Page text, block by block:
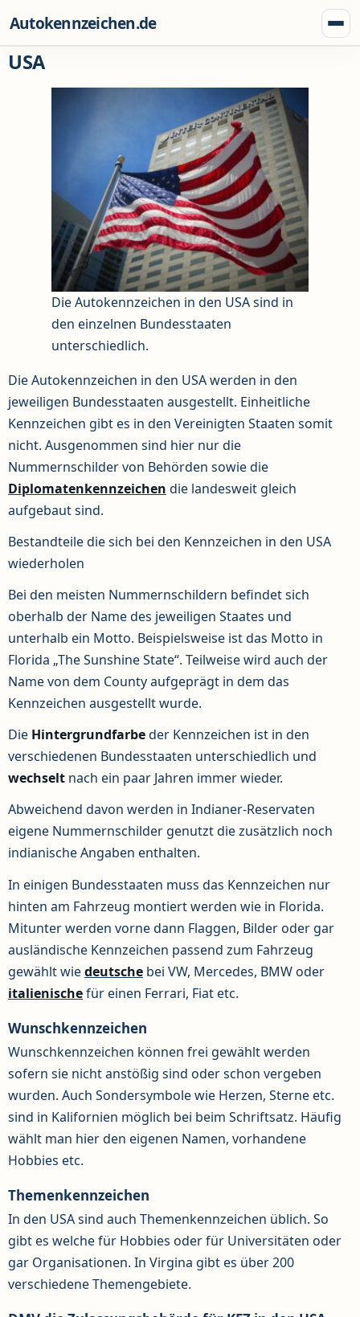
Autokennzeichen.de
USA
Die Autokennzeichen in den USA sind in
den einzelnen Bundesstaaten
unterschiedlich.
Die Autokennzeichen in den USA werden in den
jeweiligen Bundesstaaten ausgestellt. Einheitliche
Kennzeichen gibt es in den Vereinigten Staaten somit
nicht. Ausgenommen sind hier nur die
Nummernschilder von Behörden sowie die
Diplomatenkennzeichen die landesweit gleich
aufgebaut sind.
Bestandteile die sich bei den Kennzeichen in den USA
wiederholen
Bei den meisten Nummernschildern befindet sich
oberhalb der Name des jeweiligen Staates und
unterhalb ein Motto. Beispielsweise ist das Motto in
Florida „The Sunshine State“. Teilweise wird auch der
Name von dem County aufgeprägt in dem das
Kennzeichen ausgestellt wurde.
Die Hintergrundfarbeder Kennzeichen ist in den
verschiedenen Bundesstaaten unterschiedlich und
wechselt nach ein paar Jahren immer wieder.
Abweichend davon werden in Indianer-Reservaten
eigene Nummernschilder genutzt die zusätzlich noch
indianische Angaben enthalten.
In einigen Bundesstaaten muss das Kennzeichen nur
hinten am Fahrzeug montiert werden wie in Florida.
Mitunter werden vorne dann Flaggen, Bilder oder gar
ausländische Kennzeichen passend zum Fahrzeug
gewählt wiedeutsche bei VW, Mercedes, BMW oder
italienischefür einen Ferrari, Fiat etc.
Wunschkennzeichen
Wunschkennzeichen können frei gewählt werden
sofern sie nicht anstößig sind oder schon vergeben
wurden. Auch Sondersymbole wie Herzen, Sterne etc.
sind in Kalifornien möglich bei beim Schriftsatz. Häufig
wählt man hier den eigenen Namen, vorhandene
Hobbies etc.
Themenkennzeichen
In den USA sind auch Themenkennzeichen üblich. So
gibt es welche für Hobbies oder für Universitäten oder
gar Organisationen. In Virgina gibt es über 200
verschiedene Themengebiete.